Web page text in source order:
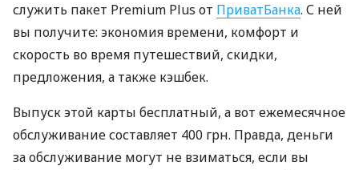
служить пакет Premium Plus от ПриватБанка. С ней
вы получите: экономия времени, комфорт и
скорость во время путешествий, скидки,
предложения, а также кэшбек.
Выпуск этой карты бесплатный, а вот ежемесячное
обслуживание составляет 400 грн. Правда, деньги
за обслуживание могут не взиматься, если вы